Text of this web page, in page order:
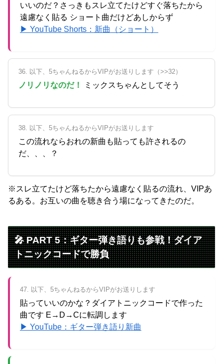
いいのだ？さっきもスレ立てたけどすぐ落ちたから
遠慮なく貼る ショート曲だけどあしからず
▶ YouTube Shorts：新曲（ショート）
36. 以下、5ちゃんねるからVIPがお送りします（>>32）
ノリノリなのだ！ ミックスちゃんとしてそう
38. 以下、5ちゃんねるからVIPがお送りします
この流れならおれの新曲も貼っても許されるの
だ、、、？
※スレ立てたけど落ちたから遠慮なく貼るの流れ、VIPあ
るある。お互いの曲を聴き合う場になってきたのだ。
🎤 PART 5：ギター弾き語りも参戦！ダイア
トニックコードで勝負
47. 以下、5ちゃんねるからVIPがお送りします
貼っていいのかな？ダイアトニックコードで作った
曲です E→D→Cに転調します
▶ YouTube：ギター弾き語り新曲